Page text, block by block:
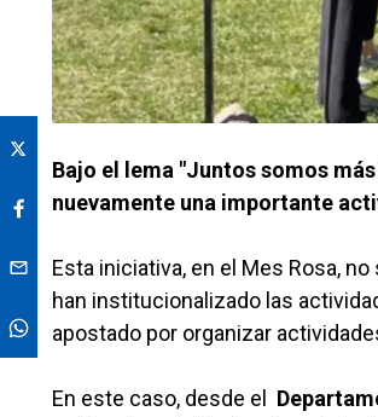
Bajo el lema "Juntos somos
nuevamente una importante
Esta iniciativa, en el Mes Rosa,
han institucionalizado las
apostado por organizar
En este caso, desde el